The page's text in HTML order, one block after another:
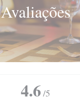
Avaliações
4.6 /5